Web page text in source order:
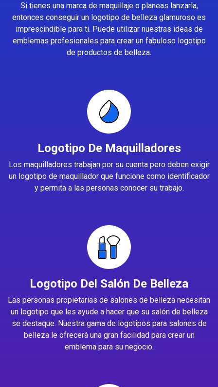
Si tienes una marca de maquillaje o planeas lanzarla,
entonces conseguir un logotipo de belleza glamuroso es
imprescindible para ti. Puede utilizar nuestras ideas de
emblemas profesionales para crear un fabuloso logotipo
de productos de belleza.
Logotipo De Maquilladores
Los maquilladores trabajan por su cuenta pero deben exigir
un logotipo de maquillador que funcione como identificador
y permita a las personas conocer su trabajo.
Logotipo Del Salón De Belleza
Las personas propietarias de salones de belleza necesitan
un logotipo que les ayude a hacer que su salón de belleza
se destaque. Nuestra gama de logotipos para salones de
belleza le ofrecerá una gran facilidad para crear un
emblema para su negocio.